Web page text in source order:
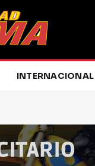
INTERNACIONAL